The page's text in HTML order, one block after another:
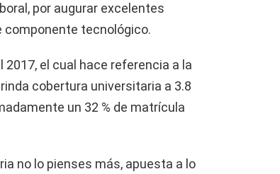
por augurar excelentes
componente tecnológico.
2017, el cual hace referencia a la
cobertura universitaria a 3.8
un 32 % de matrícula
no lo pienses más, apuesta a lo